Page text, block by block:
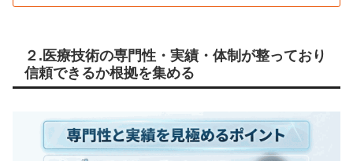
２.医療技術の専門性・実績・体制が整っており
信頼できるか根拠を集める